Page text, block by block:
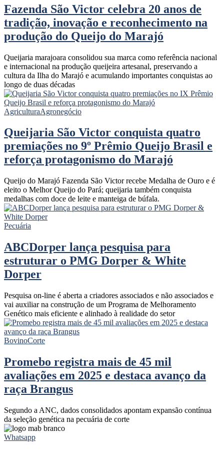
Fazenda São Victor celebra 20 anos de
tradição, inovação e reconhecimento na
produção do Queijo do Marajó
Queijaria marajoara consolidou sua marca como referência nacional
e internacional na produção queijeira artesanal, preservando a
cultura da Ilha do Marajó e acumulando importantes conquistas ao
longo de duas décadas
AgriculturaAgronegócio
Queijaria São Victor conquista quatro
premiações no 9º Prêmio Queijo Brasil e
reforça protagonismo do Marajó
Queijo do Marajó Fazenda São Victor recebe Medalha de Ouro e é
eleito o Melhor Queijo do Pará; queijaria também conquista
medalhas com doce de leite e manteiga de búfala.
Pecuária
ABCDorper lança pesquisa para
estruturar o PMG Dorper & White
Dorper
Pesquisa on-line é aberta a criadores associados e não associados e
vai auxiliar na construção de um Programa de Melhoramento
Genético mais eficiente e alinhado à realidade do setor
BovinoCorte
Promebo registra mais de 45 mil
avaliações em 2025 e destaca avanço da
raça Brangus
Segundo a ANC, dados consolidados apontam expansão contínua
da seleção genética na pecuária de corte
Whatsapp